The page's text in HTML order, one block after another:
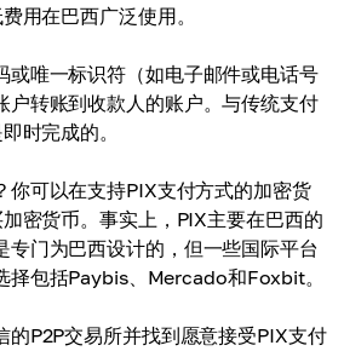
用在巴西广泛使用。
或唯一标识符（如电子邮件或电话号
户转账到收款人的账户。与传统支付
时完成的。
你可以在支持PIX支付方式的加密货
密货币。事实上，PIX主要在巴西的
专门为巴西设计的，但一些国际平台
择包括Paybis、Mercado和Foxbit。
的P2P交易所并找到愿意接受PIX支付